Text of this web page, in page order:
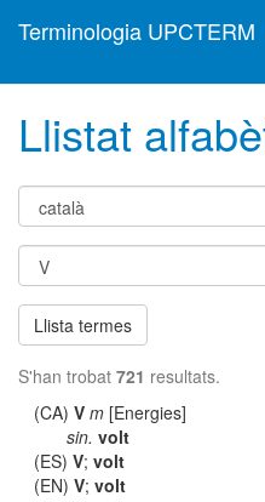
Terminologia UPCTERM
Llistat
Llista termes
S'han trobat 721 resultats.
(CA)V m [Energies]
sin. volt
(ES)V;volt
(EN)V;volt